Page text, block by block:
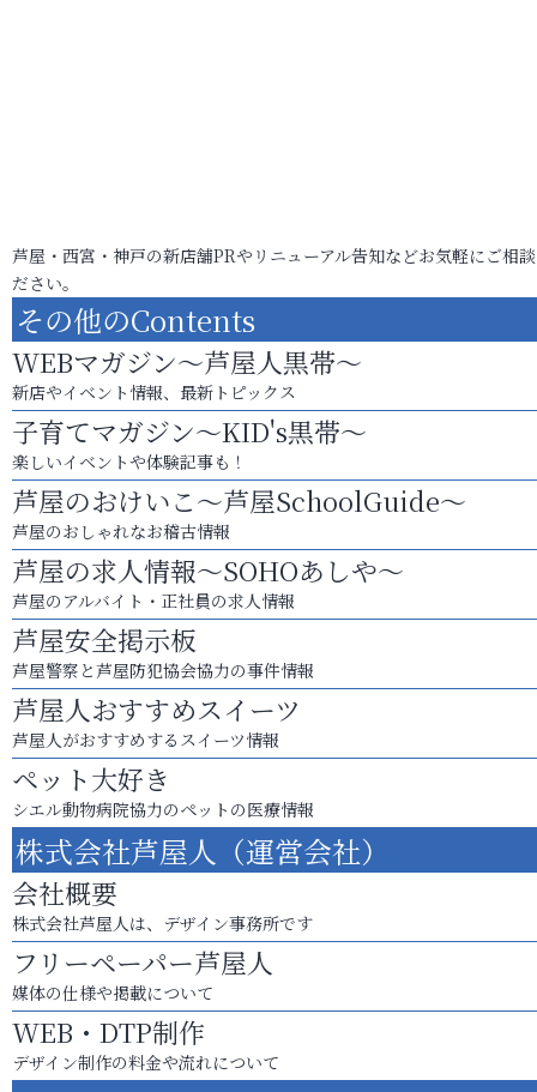
芦屋・西宮・神戸の新店舗PRやリニューアル告知などお気軽にご相
ださい。
その他のContents
WEBマガジン～芦屋人黒帯～
新店やイベント情報、最新トピックス
子育てマガジン～KID's黒帯～
楽しいイベントや体験記事も！
芦屋のおけいこ～芦屋SchoolGuide～
芦屋のおしゃれなお稽古情報
芦屋の求人情報～SOHOあしや～
芦屋のアルバイト・正社員の求人情報
芦屋安全掲示板
芦屋警察と芦屋防犯協会協力の事件情報
芦屋人おすすめスイーツ
芦屋人がおすすめするスイーツ情報
ペット大好き
シエル動物病院協力のペットの医療情報
株式会社芦屋人（運営会社）
会社概要
株式会社芦屋人は、デザイン事務所です
フリーペーパー芦屋人
媒体の仕様や掲載について
WEB・DTP制作
デザイン制作の料金や流れについて